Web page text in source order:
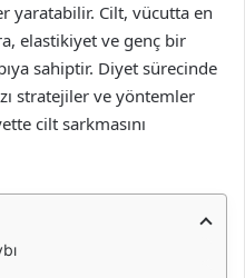
yaratabilir. Cilt, vücutta en
elastikiyet ve genç bir
sahiptir. Diyet sürecinde
stratejiler ve yöntemler
cilt sarkmasını